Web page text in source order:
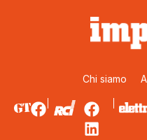
Chi siamo